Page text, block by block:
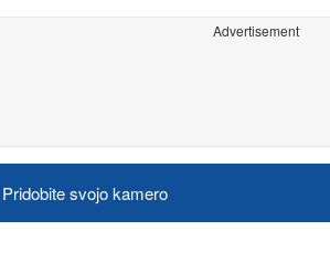
Advertisement
Pridobite svojo kamero